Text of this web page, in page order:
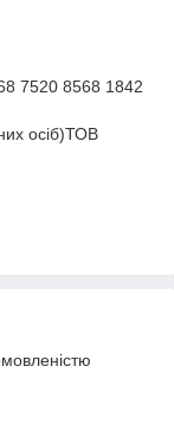
7520 8568 1842
осіб)ТОВ